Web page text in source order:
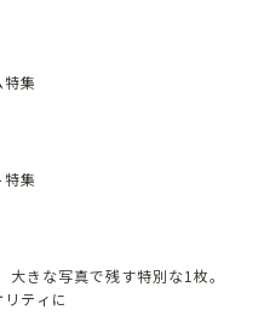
集
集
大きな写真で残す特別な1枚。
ティに